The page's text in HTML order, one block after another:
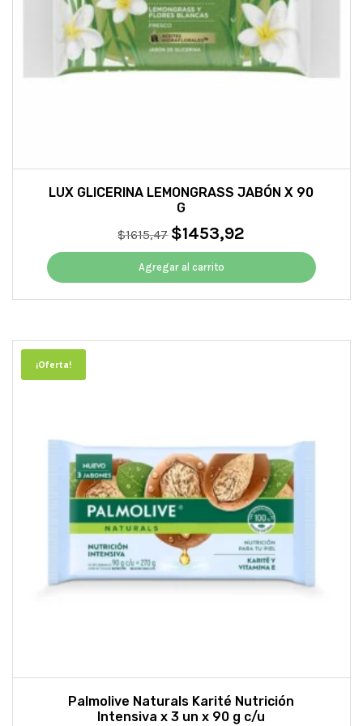
LUX GLICERINA LEMONGRASS JABÓN X 90
G
$1615,47 El
precio
original
era:
$1615,47.
$1453,92
precio
es:
$1453,92.
Agregar al carrito
¡Oferta!
Palmolive Naturals Karité Nutrición
Intensiva x 3 un x 90 g c/u